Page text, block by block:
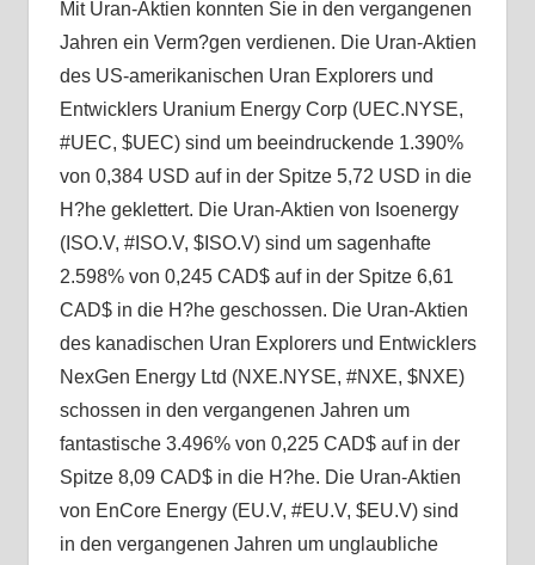
Mit Uran-Aktien konnten Sie in den vergangenen
Jahren ein Verm?gen verdienen. Die Uran-Aktien
des US-amerikanischen Uran Explorers und
Entwicklers Uranium Energy Corp (UEC.NYSE,
#UEC, $UEC) sind um beeindruckende 1.390%
von 0,384 USD auf in der Spitze 5,72 USD in die
H?he geklettert. Die Uran-Aktien von Isoenergy
(ISO.V, #ISO.V, $ISO.V) sind um sagenhafte
2.598% von 0,245 CAD$ auf in der Spitze 6,61
CAD$ in die H?he geschossen. Die Uran-Aktien
des kanadischen Uran Explorers und Entwicklers
NexGen Energy Ltd (NXE.NYSE, #NXE, $NXE)
schossen in den vergangenen Jahren um
fantastische 3.496% von 0,225 CAD$ auf in der
Spitze 8,09 CAD$ in die H?he. Die Uran-Aktien
von EnCore Energy (EU.V, #EU.V, $EU.V) sind
in den vergangenen Jahren um unglaubliche